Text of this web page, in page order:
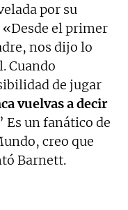
por su
«Desde el primer
nos dijo lo
Cuando
de jugar
vuelvas a decir
Es un fanático de
creo que
Barnett.